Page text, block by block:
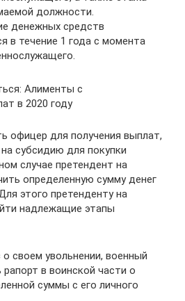
должности.
денежных средств
в течение 1 года с момента
Алименты с
в 2020 году
офицер для получения выплат,
субсидию для покупки
случае претендент на
определенную сумму денег
этого претенденту на
надлежащие этапы
о своем увольнении, военный
в воинской части о
суммы с его личного